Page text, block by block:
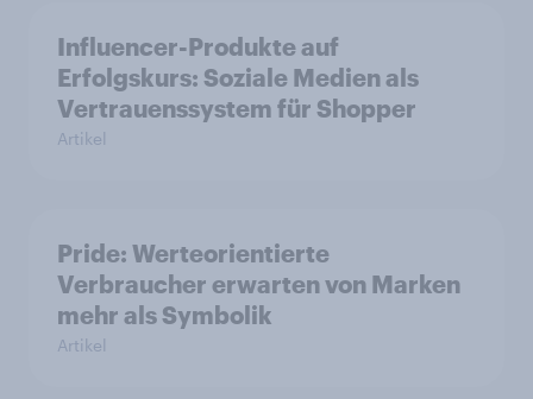
Influencer-Produkte auf
Erfolgskurs: Soziale Medien als
Vertrauenssystem für Shopper
Artikel
Pride: Werteorientierte
Verbraucher erwarten von Marken
mehr als Symbolik
Artikel